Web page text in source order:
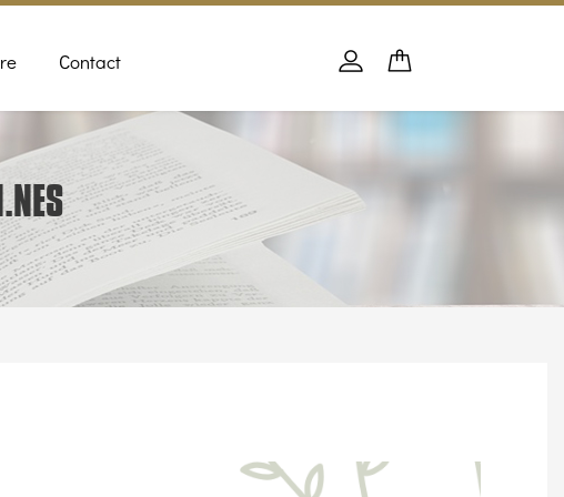
Contact
Panier
Se connecter
PANIER